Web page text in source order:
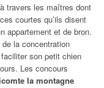
travers les maîtres dont
courtes qu’ils disent
appartement et de bron.
la concentration
son petit chien
Les concours
la montagne